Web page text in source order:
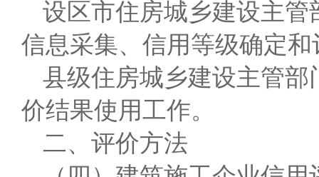
设区市住房城乡建设主
信息采集、信用等级确定
县级住房城乡建设主管
价结果使用工作。
二、评价方法